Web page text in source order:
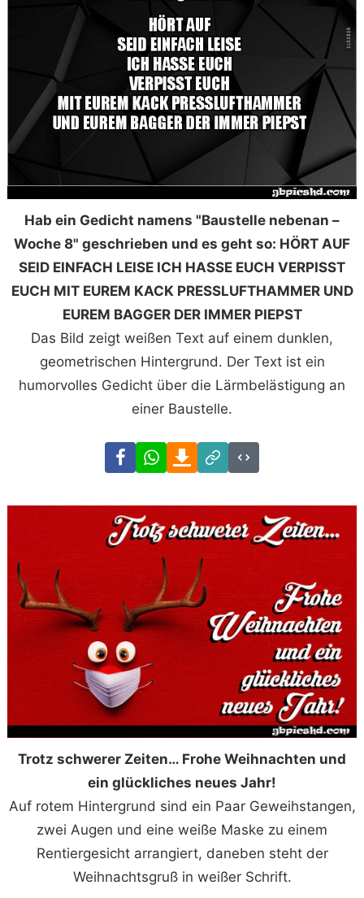
Hab ein Gedicht namens "Baustelle nebenan –
Woche 8" geschrieben und es geht so: HÖRT AUF
SEID EINFACH LEISE ICH HASSE EUCH VERPISST
EUCH MIT EUREM KACK PRESSLUFTHAMMER UND
EUREM BAGGER DER IMMER PIEPST
Das Bild zeigt weißen Text auf einem dunklen,
geometrischen Hintergrund. Der Text ist ein
humorvolles Gedicht über die Lärmbelästigung an
einer Baustelle.
FacebookWhatsAppDownload
Link
Code
Trotz schwerer Zeiten… Frohe Weihnachten und
ein glückliches neues Jahr!
Auf rotem Hintergrund sind ein Paar Geweihstangen,
zwei Augen und eine weiße Maske zu einem
Rentiergesicht arrangiert, daneben steht der
Weihnachtsgruß in weißer Schrift.